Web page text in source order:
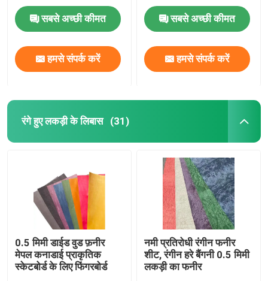
सबसे अच्छी कीमत
हमसे संपर्क करें
सबसे अच्छी कीमत
हमसे संपर्क करें
रंगे हुए लकड़ी के लिबास (31)
0.5 मिमी डाईड वुड फ़नीर
मेपल कनाडाई प्राकृतिक
स्केटबोर्ड के लिए फिंगरबोर्ड
नमी प्रतिरोधी रंगीन फनीर
शीट, रंगीन हरे बैंगनी 0.5 मिमी
लकड़ी का फनीर